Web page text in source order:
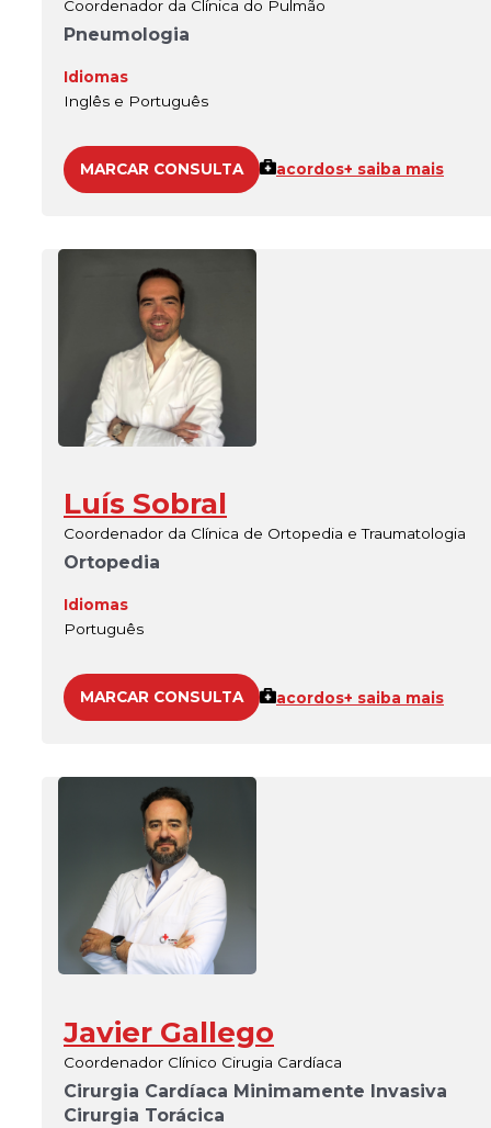
Coordenador da Clínica do Pulmão
Pneumologia
Idiomas
Inglês e Português
MARCAR CONSULTA acordos+ saiba mais
Luís Sobral
Coordenador da Clínica de Ortopedia e Traumatologia
Ortopedia
Idiomas
Português
MARCAR CONSULTA acordos+ saiba mais
Javier Gallego
Coordenador Clínico Cirugia Cardíaca
Cirurgia Cardíaca Minimamente Invasiva
Cirurgia Torácica